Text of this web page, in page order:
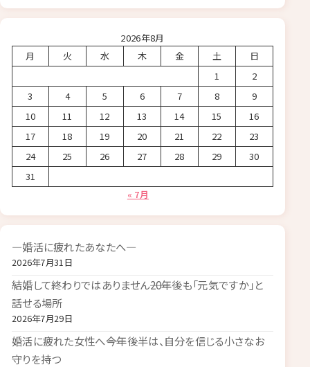
2026年8月
月
火 水 木 金 土
日
1
2
3
4 5 6 7 8
9
10
11 12 13 14 15
16
17
18 19 20 21 22
23
24
25 26 27 28 29
30
31
« 7月
―婚活に疲れたあなたへ―
2026年7月31日
結婚して終わりではありません――20年後も「元気ですか」と
話せる場所
2026年7月29日
婚活に疲れた女性へ――今年後半は、自分を信じる小さなお
守りを持つ